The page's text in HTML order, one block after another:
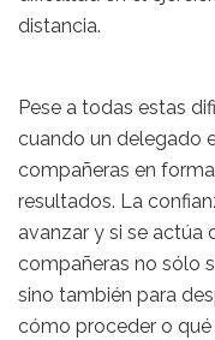
distancia.
Pese a todas estas
cuando un delegado
compañeras en
resultados. La
avanzar y si se actúa
compañeras no sólo
sino también para
cómo proceder o qué